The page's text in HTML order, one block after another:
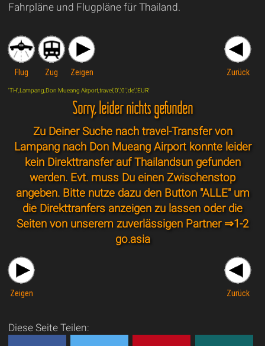
Fahrpläne und Flugpläne für Thailand.
Flug Zug Zeigen Zurück
'TH',Lampang,Don Mueang Airport,travel,'0','0','de','EUR'
Sorry, leider nichts gefunden
Zu Deiner Suche nach travel-Transfer von
Lampang nach Don Mueang Airport konnte leider
kein Direkttransfer auf Thailandsun gefunden
werden. Evt. muss Du einen Zwischenstop
angeben. Bitte nutze dazu den Button "ALLE" um
die Direkttranfers anzeigen zu lassen oder die
Seiten von unserem zuverlässigen Partner ⇒1-2
go.asia
Zeigen Zurück
Diese Seite Teilen: